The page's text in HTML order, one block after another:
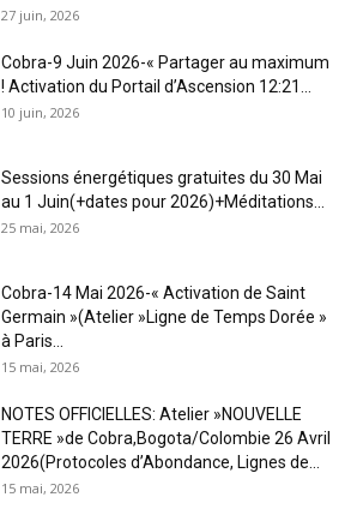
27 juin, 2026
Cobra-9 Juin 2026-« Partager au maximum
! Activation du Portail d’Ascension 12:21...
10 juin, 2026
Sessions énergétiques gratuites du 30 Mai
au 1 Juin(+dates pour 2026)+Méditations...
25 mai, 2026
Cobra-14 Mai 2026-« Activation de Saint
Germain »(Atelier »Ligne de Temps Dorée »
à Paris...
15 mai, 2026
NOTES OFFICIELLES: Atelier »NOUVELLE
TERRE »de Cobra,Bogota/Colombie 26 Avril
2026(Protocoles d’Abondance, Lignes de...
15 mai, 2026